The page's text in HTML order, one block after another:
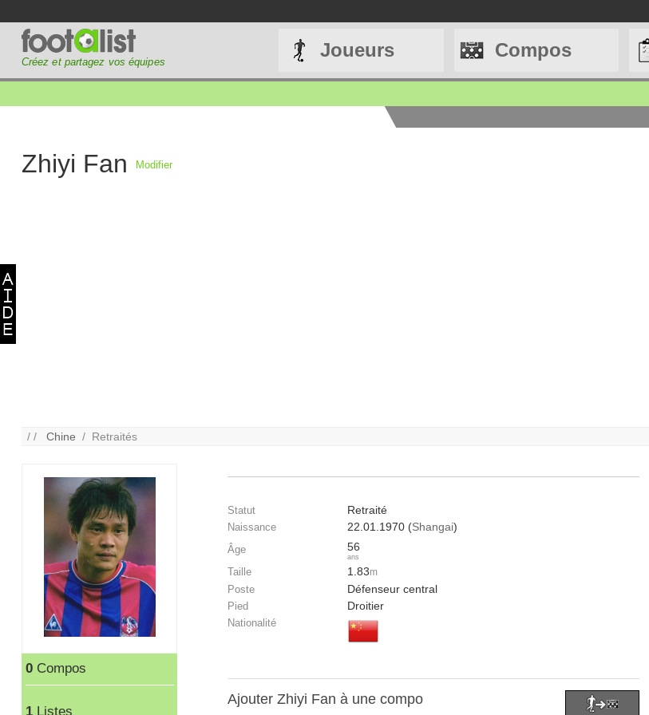
Créez et partagez vos équipes
Joueurs Compos
Zhiyi Fan Modifier
/ /Chine / Retraités
0Compos
1Listes
Statut Retraité
Naissance 22.01.1970 (Shangai)
Âge 56
ans
Taille 1.83m
Poste Défenseur central
Pied Droitier
Nationalité
Ajouter Zhiyi Fan à une compo